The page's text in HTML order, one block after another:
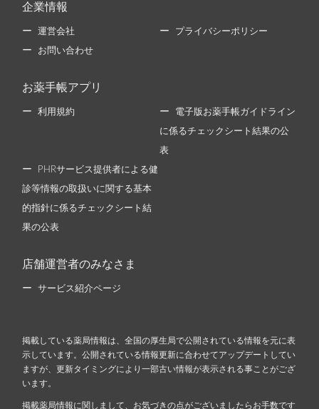
企業情報
運営会社 プライバシーポリシー
お問い合わせ
お薬手帳アプリ
利用規約 電子版お薬手帳ガイドライン
に係るチェックシート結果の公
表
PHRサービス提供者による健
診等情報の取扱いに関する基本
的指針に係るチェックシート結
果の公表
店舗運営者のみなさま
サービス紹介ページ
掲載している薬局情報は、全国の厚生局で公開されている情報を元に表
示しています。公開されている情報更新に合わせてアップデートしてい
ますが、更新タイミングにより一部古い情報が表示される事ことがござ
います。
掲載薬局情報に関しまして、お気づきの点がございましたらお手数です